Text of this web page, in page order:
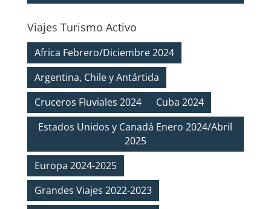
Viajes Turismo Activo
Africa Febrero/Diciembre 2024
Argentina, Chile y Antártida
Cruceros Fluviales 2024
Cuba 2024
Estados Unidos y Canadá Enero 2024/Abril
2025
Europa 2024-2025
Grandes Viajes 2022-2023